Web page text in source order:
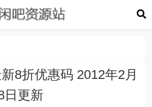
8折优惠码 2012年2月
日更新